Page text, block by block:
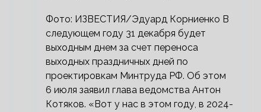
Фото: ИЗВЕСТИЯ/Эдуард Корниенко В
следующем году 31 декабря будет
выходным днем за счет переноса
выходных праздничных дней по
проектировкам Минтруда РФ. Об этом
6 июля заявил глава ведомства Антон
Котяков. «Вот у нас в этом году, в 2024-